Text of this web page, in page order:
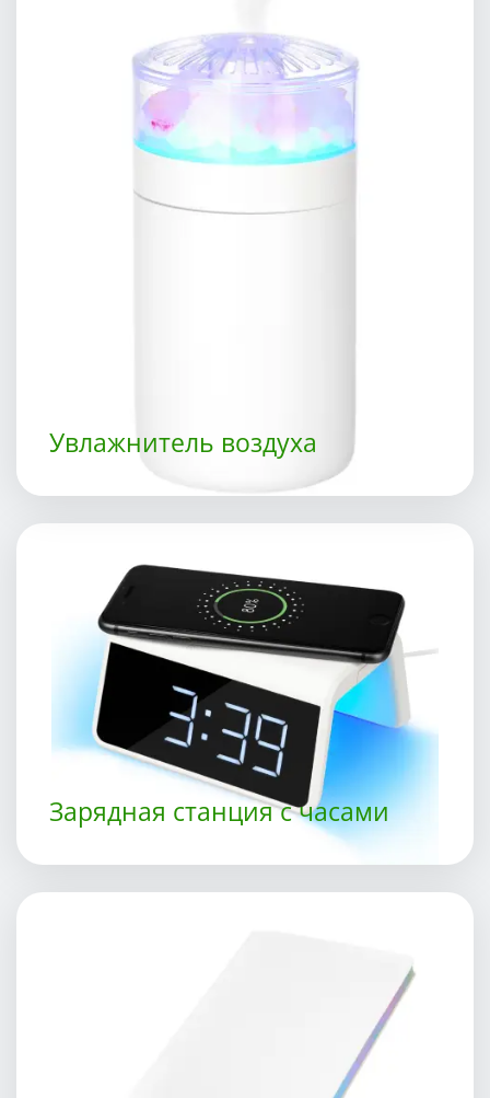
Зарядная станция с часами
Увлажнитель воздуха